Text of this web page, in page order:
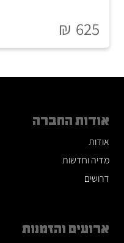
₪ 625
אודות החברה
אודות
מדיה וחדשות
דרושים
ארועים והזמנות